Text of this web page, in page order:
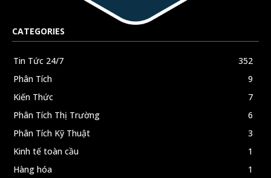
CATEGORIES
Tin Tức 24/7
352
Phân Tích
9
Kiến Thức
7
Phân Tích Thị Trường
6
Phân Tích Kỹ Thuật
3
Kinh tế toàn cầu
1
Hàng hóa
1